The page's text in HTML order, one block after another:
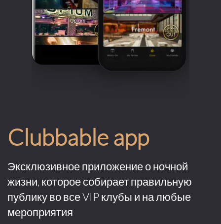
Clubbable app
Эксклюзивное приложение о ночной
жизни, которое собирает правильную
публику во все VIP клубы и на любые
мероприятия